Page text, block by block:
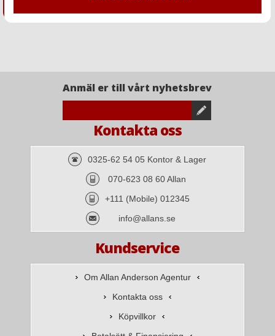
Anmäl er till vårt nyhetsbrev
Kontakta oss
0325-62 54 05 Kontor & Lager
070-623 08 60 Allan
+111 (Mobile) 012345
info@allans.se
Kundservice
Om Allan Anderson Agentur
Kontakta oss
Köpvillkor